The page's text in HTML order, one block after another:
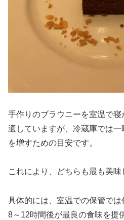
手作りのブラウニーを室温で
適していますが、冷蔵庫では
を増すための目安です。
これにより、どちらも最も美味
具体的には、室温での保管で
8～12時間後が最良の食味を提